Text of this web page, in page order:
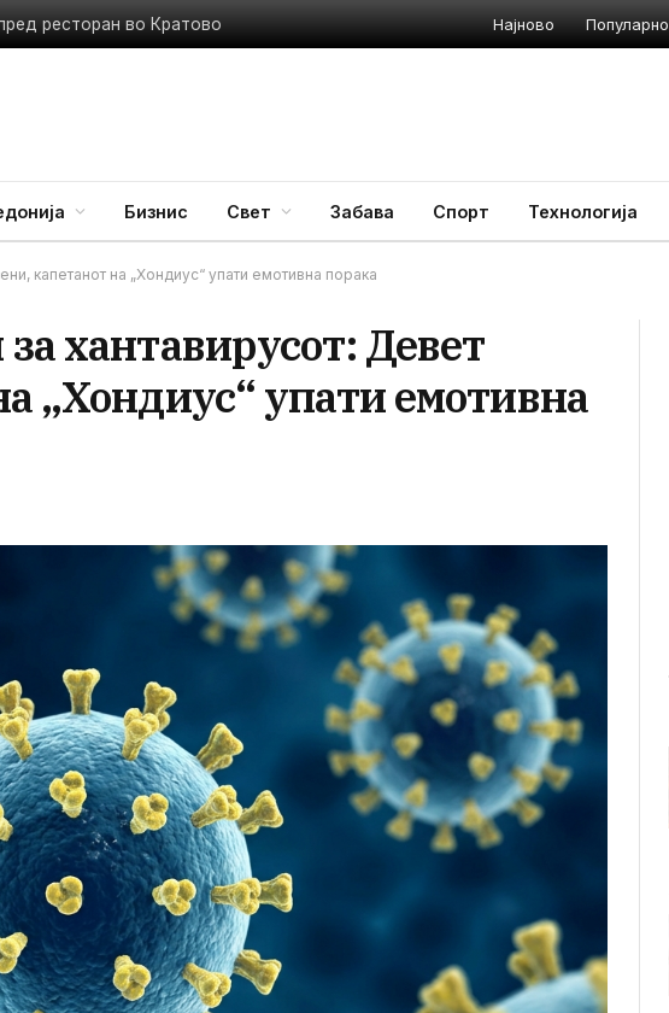
ресторан во Кратово Најново Популарно
Бизнис Свет Забава Спорт Технологија
капетанот на „Хондиус“ упати емотивна порака
хантавирусот: Девет
„Хондиус“ упати емотивна